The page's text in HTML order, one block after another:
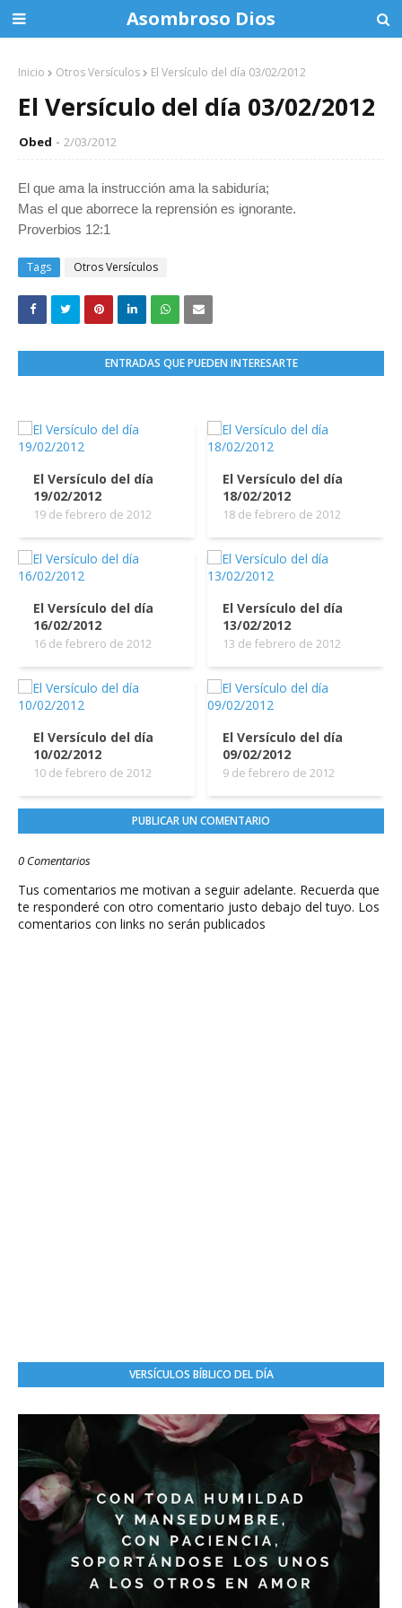
Asombroso Dios
Inicio Otros Versículos El Versículo del día 03/02/2012
El Versículo del día 03/02/2012
Obed 2/03/2012
El que ama la instrucción ama la sabiduría;
Mas el que aborrece la reprensión es ignorante.
Proverbios 12:1
Tags Otros Versículos
ENTRADAS QUE PUEDEN INTERESARTE
El Versículo del día
19/02/2012
19 de febrero de 2012
El Versículo del día
18/02/2012
18 de febrero de 2012
El Versículo del día
16/02/2012
16 de febrero de 2012
El Versículo del día
13/02/2012
13 de febrero de 2012
El Versículo del día
10/02/2012
10 de febrero de 2012
El Versículo del día
09/02/2012
9 de febrero de 2012
PUBLICAR UN COMENTARIO
0 Comentarios
Tus comentarios me motivan a seguir adelante. Recuerda que
te responderé con otro comentario justo debajo del tuyo. Los
comentarios con links no serán publicados
VERSÍCULOS BÍBLICO DEL DÍA